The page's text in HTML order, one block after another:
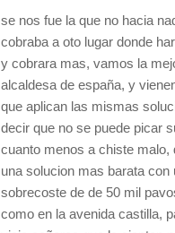
se nos fue la que no hacia
cobraba a oto lugar donde
y cobrara mas, vamos la
alcaldesa de españa, y
que aplican las mismas
decir que no se puede picar
cuanto menos a chiste malo,
una solucion mas barata con
sobrecoste de de 50 mil
como en la avenida castilla,